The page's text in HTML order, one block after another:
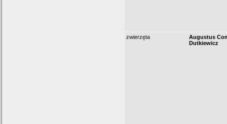
zwierzęta
Augustus
Dutkiewicz